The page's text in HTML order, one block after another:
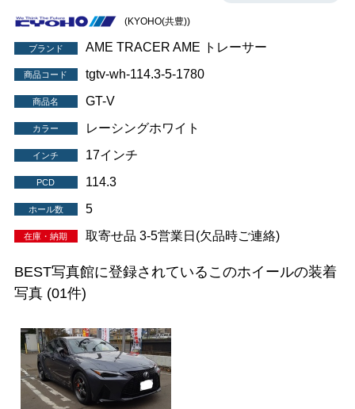
(KYOHO(共豊))
ブランド AME TRACER AME トレーサー
商品コード tgtv-wh-114.3-5-1780
商品名 GT-V
カラー レーシングホワイト
インチ 17インチ
PCD 114.3
ホール数 5
在庫・納期 取寄せ品 3-5営業日(欠品時ご連絡)
BEST写真館に登録されているこのホイールの装着
写真(01件)